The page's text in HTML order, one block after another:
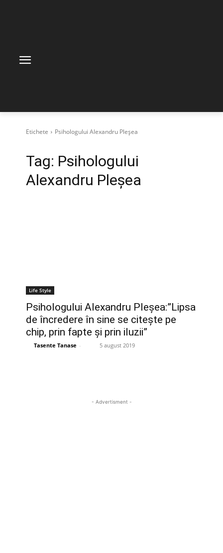
Etichete Psihologului Alexandru Pleșea
Tag: Psihologului
Alexandru Pleșea
Life Style
Psihologului Alexandru Pleșea:”Lipsa
de încredere în sine se citește pe
chip, prin fapte și prin iluzii”
Tasente Tanase - 5 august 2019
- Advertisment -